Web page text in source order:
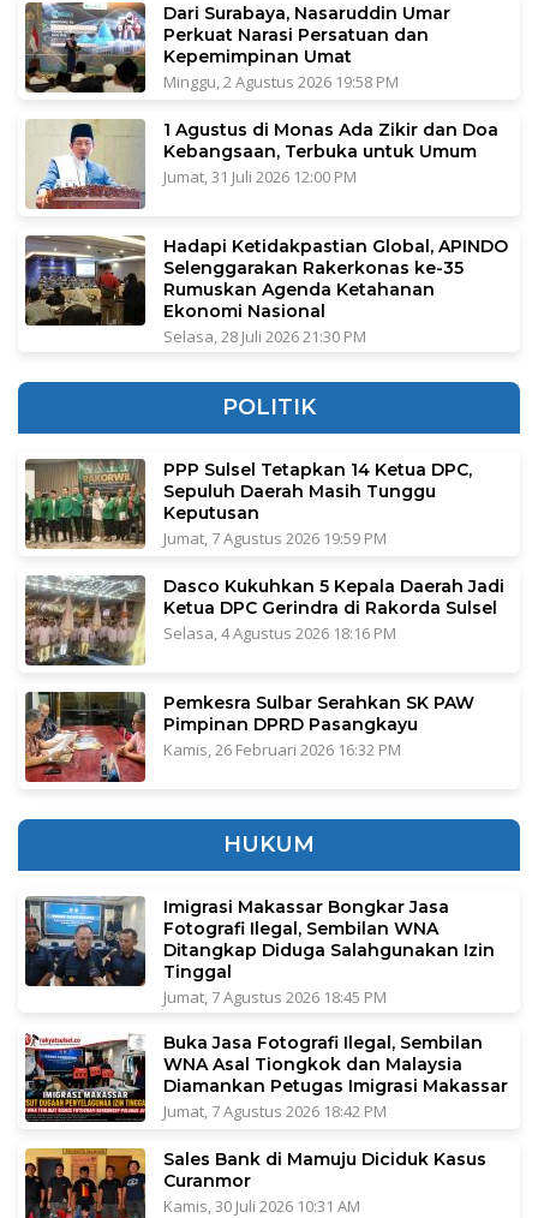
Dari Surabaya, Nasaruddin Umar
Perkuat Narasi Persatuan dan
Kepemimpinan Umat
Minggu, 2 Agustus 2026 19:58 PM
1 Agustus di Monas Ada Zikir dan Doa
Kebangsaan, Terbuka untuk Umum
Jumat, 31 Juli 2026 12:00 PM
Hadapi Ketidakpastian Global, APINDO
Selenggarakan Rakerkonas ke-35
Rumuskan Agenda Ketahanan
Ekonomi Nasional
Selasa, 28 Juli 2026 21:30 PM
POLITIK
PPP Sulsel Tetapkan 14 Ketua DPC,
Sepuluh Daerah Masih Tunggu
Keputusan
Jumat, 7 Agustus 2026 19:59 PM
Dasco Kukuhkan 5 Kepala Daerah Jadi
Ketua DPC Gerindra di Rakorda Sulsel
Selasa, 4 Agustus 2026 18:16 PM
Pemkesra Sulbar Serahkan SK PAW
Pimpinan DPRD Pasangkayu
Kamis, 26 Februari 2026 16:32 PM
HUKUM
Imigrasi Makassar Bongkar Jasa
Fotografi Ilegal, Sembilan WNA
Ditangkap Diduga Salahgunakan Izin
Tinggal
Jumat, 7 Agustus 2026 18:45 PM
Buka Jasa Fotografi Ilegal, Sembilan
WNA Asal Tiongkok dan Malaysia
Diamankan Petugas Imigrasi Makassar
Jumat, 7 Agustus 2026 18:42 PM
Sales Bank di Mamuju Diciduk Kasus
Curanmor
Kamis, 30 Juli 2026 10:31 AM